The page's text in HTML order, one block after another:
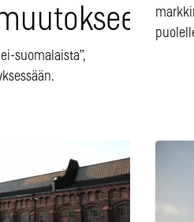
suomalaista”,